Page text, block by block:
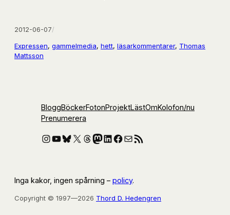
2012-06-07/
Expressen, gammelmedia, hett, läsarkommentarer, Thomas
Mattsson
BloggBöckerFotonProjektLästOmKolofon/nu
Prenumerera
Instagram
YouTube
Bluesky
X Threads
Mastodon
LinkedIn
Facebook
E-postRSS-flöde
Inga kakor, ingen spårning – policy.
Copyright © 1997—2026 Thord D. Hedengren